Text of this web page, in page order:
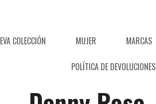
COLECCIÓN MUJER MARCAS
POLÍTICA DE DEVOLUCIONES